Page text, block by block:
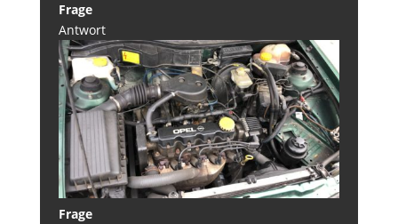
Frage
Antwort
Frage